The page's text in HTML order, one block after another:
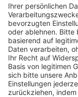
Trainerausbildung
Schulungsangebot
BFV-
Trainerbörse
Login SpielPlus